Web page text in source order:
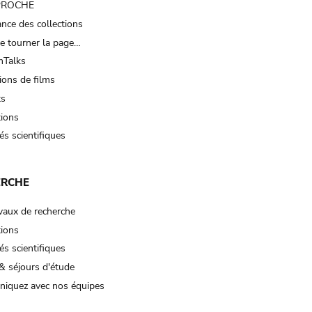
des collections
tourner la page…
de films
scientifiques
de recherche
scientifiques
séjours d'étude
avec nos équipes